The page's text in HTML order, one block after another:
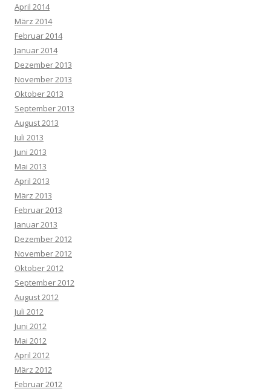
April 2014
März 2014
Februar 2014
Januar 2014
Dezember 2013
November 2013
Oktober 2013
September 2013
August 2013
Juli 2013
Juni 2013
Mai 2013
April 2013
März 2013
Februar 2013
Januar 2013
Dezember 2012
November 2012
Oktober 2012
September 2012
August 2012
Juli 2012
Juni 2012
Mai 2012
April 2012
März 2012
Februar 2012